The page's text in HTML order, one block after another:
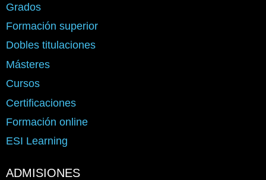
Grados
Formación superior
Dobles titulaciones
Másteres
Cursos
Certificaciones
Formación online
ESI Learning
ADMISIONES